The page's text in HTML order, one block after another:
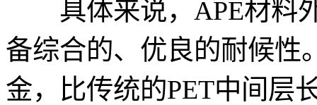
具体来说，APE材料外
备综合的、优良的耐候性
金，比传统的PET中间层